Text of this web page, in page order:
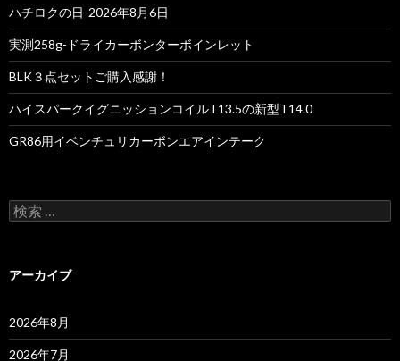
ハチロクの日-2026年8月6日
実測258g-ドライカーボンターボインレット
BLK３点セットご購入感謝！
ハイスパークイグニッションコイルT13.5の新型T14.0
GR86用イベンチュリカーボンエアインテーク
検
索
アーカイブ
2026年8月
2026年7月